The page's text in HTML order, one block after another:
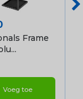
Frame
Voeg toe